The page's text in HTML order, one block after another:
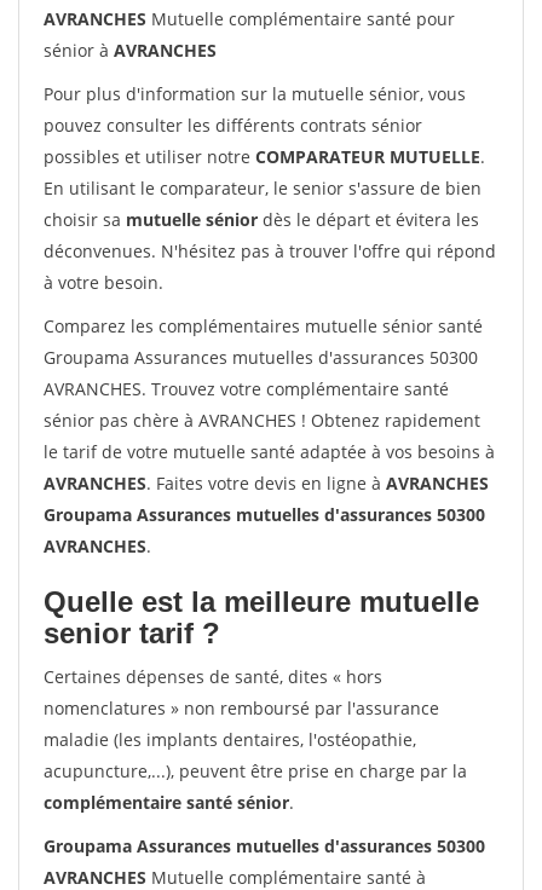
AVRANCHES Mutuelle complémentaire santé pour
sénior à AVRANCHES
Pour plus d'information sur la mutuelle sénior, vous
pouvez consulter les différents contrats sénior
possibles et utiliser notre COMPARATEUR MUTUELLE.
En utilisant le comparateur, le senior s'assure de bien
choisir sa mutuelle sénior dès le départ et évitera les
déconvenues. N'hésitez pas à trouver l'offre qui répond
à votre besoin.
Comparez les complémentaires mutuelle sénior santé
Groupama Assurances mutuelles d'assurances 50300
AVRANCHES. Trouvez votre complémentaire santé
sénior pas chère à AVRANCHES ! Obtenez rapidement
le tarif de votre mutuelle santé adaptée à vos besoins à
AVRANCHES. Faites votre devis en ligne à AVRANCHES
Groupama Assurances mutuelles d'assurances 50300
AVRANCHES.
Quelle est la meilleure mutuelle
senior tarif ?
Certaines dépenses de santé, dites « hors
nomenclatures » non remboursé par l'assurance
maladie (les implants dentaires, l'ostéopathie,
acupuncture,...), peuvent être prise en charge par la
complémentaire santé sénior.
Groupama Assurances mutuelles d'assurances 50300
AVRANCHES Mutuelle complémentaire santé à